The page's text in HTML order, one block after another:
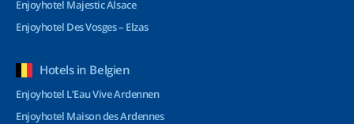
Enjoyhotel Majestic Alsace
Enjoyhotel Des Vosges – Elzas
Hotels in Belgien
Enjoyhotel L’Eau Vive Ardennen
Enjoyhotel Maison des Ardennes